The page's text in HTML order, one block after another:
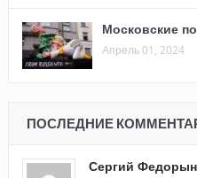
Московские
Апрель 01, 2024
ПОСЛЕДНИЕ
Сергий